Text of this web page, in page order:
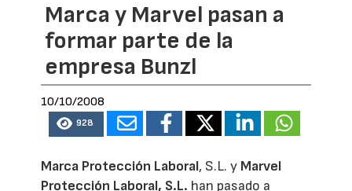
Marca y Marvel pasan a
formar parte de la
empresa Bunzl
10/10/2008
928
Marca Protección Laboral, S.L. y Marvel
Protección Laboral, S.L. han pasado a